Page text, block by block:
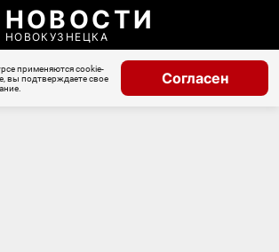
НОВОСТИ
НОВОКУЗНЕЦКА
применяются cookie-
вы подтверждаете свое
Согласен